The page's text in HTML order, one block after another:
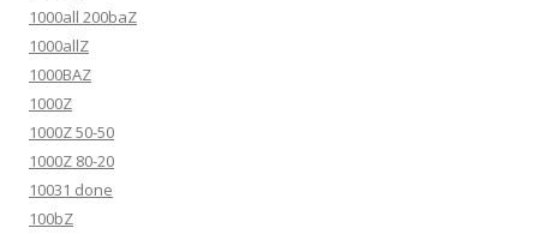
1000all 200baZ
1000allZ
1000BAZ
1000Z
1000Z 50-50
1000Z 80-20
10031 done
100bZ